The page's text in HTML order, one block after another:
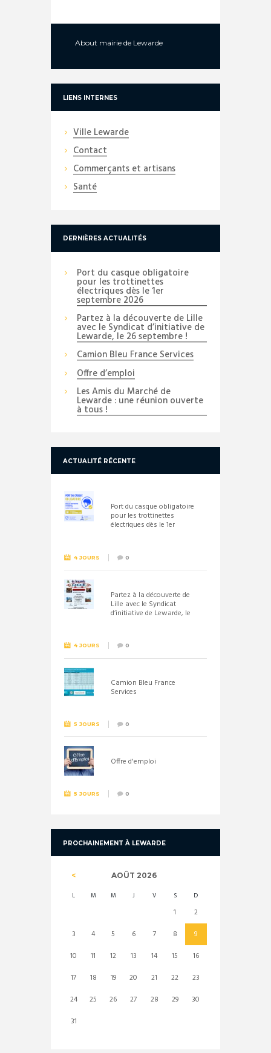
About mairie de Lewarde
LIENS INTERNES
Ville Lewarde
Contact
Commerçants et artisans
Santé
DERNIÈRES ACTUALITÉS
Port du casque obligatoire
pour les trottinettes
électriques dès le 1er
septembre 2026
Partez à la découverte de Lille
avec le Syndicat d’initiative de
Lewarde, le 26 septembre !
Camion Bleu France Services
Offre d’emploi
Les Amis du Marché de
Lewarde : une réunion ouverte
à tous !
ACTUALITÉ RÉCENTE
Port du casque obligatoire
pour les trottinettes
électriques dès le 1er
4 JOURS 0
Partez à la découverte de
Lille avec le Syndicat
d’initiative de Lewarde, le
4 JOURS 0
Camion Bleu France
Services
5 JOURS 0
Offre d'emploi
5 JOURS 0
PROCHAINEMENT À LEWARDE
AOÛT 2026
L M M J V S D
1
2
3
4 5 6 7 8
9
10
11 12 13 14 15
16
17
18 19 20 21 22
23
24
25 26 27 28 29
30
31